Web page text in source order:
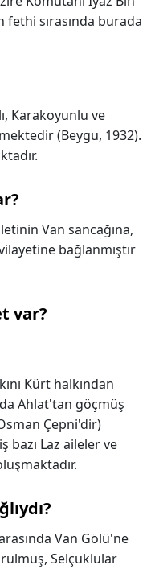
fethi sırasında burada
Karakoyunlu ve
(Beygu, 1932).
Van sancağına,
bağlanmıştır
var?
Kürt halkından
Ahlat'tan göçmüş
Çepni'dir)
bazı Laz aileler ve
Van Gölü'ne
Selçuklular